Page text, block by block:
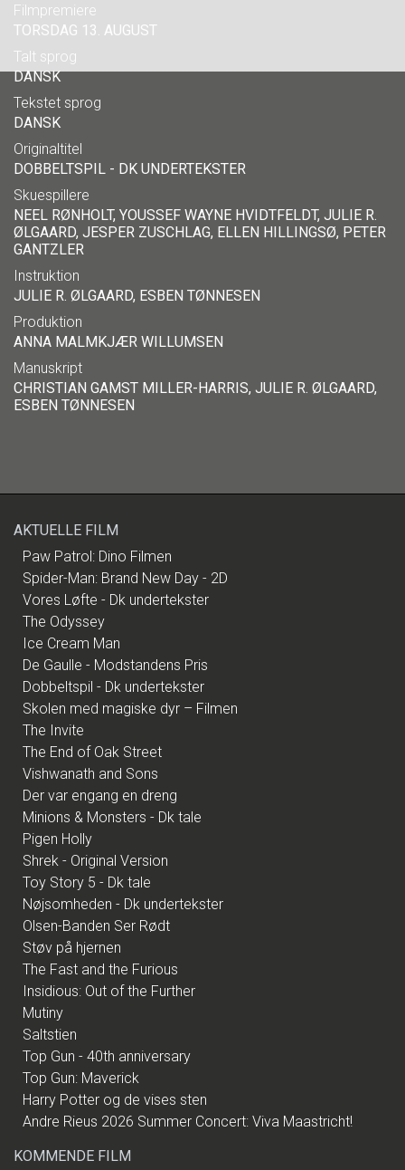
Filmpremiere
TORSDAG 13. AUGUST
Talt sprog
DANSK
Tekstet sprog
DANSK
Originaltitel
DOBBELTSPIL - DK UNDERTEKSTER
Skuespillere
NEEL RØNHOLT, YOUSSEF WAYNE HVIDTFELDT, JULIE R.
ØLGAARD, JESPER ZUSCHLAG, ELLEN HILLINGSØ, PETER
GANTZLER
Instruktion
JULIE R. ØLGAARD, ESBEN TØNNESEN
Produktion
ANNA MALMKJÆR WILLUMSEN
Manuskript
CHRISTIAN GAMST MILLER-HARRIS, JULIE R. ØLGAARD,
ESBEN TØNNESEN
AKTUELLE FILM
Paw Patrol: Dino Filmen
Spider-Man: Brand New Day - 2D
Vores Løfte - Dk undertekster
The Odyssey
Ice Cream Man
De Gaulle - Modstandens Pris
Dobbeltspil - Dk undertekster
Skolen med magiske dyr – Filmen
The Invite
The End of Oak Street
Vishwanath and Sons
Der var engang en dreng
Minions & Monsters - Dk tale
Pigen Holly
Shrek - Original Version
Toy Story 5 - Dk tale
Nøjsomheden - Dk undertekster
Olsen-Banden Ser Rødt
Støv på hjernen
The Fast and the Furious
Insidious: Out of the Further
Mutiny
Saltstien
Top Gun - 40th anniversary
Top Gun: Maverick
Harry Potter og de vises sten
Andre Rieus 2026 Summer Concert: Viva Maastricht!
KOMMENDE FILM